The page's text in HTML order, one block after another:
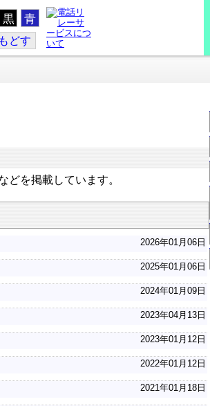
黒 青
どす
を掲載しています。
2026年01月06日
2025年01月06日
2024年01月09日
2023年04月13日
2023年01月12日
2022年01月12日
2021年01月18日